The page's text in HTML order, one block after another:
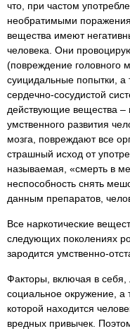
что, при частом
необратимыми
вещества имеют
человека. Они
(повреждение головного
суицидальные попытки, а
сердечно-сосудистой
действующие вещества –
умственного развития
мозга, повреждают все
страшный исход от
называемая, «смерть в
неспособность снять
данным препаратов,
Все наркотические
следующих поколениях
зародится умственно-
Факторы, включая в себя,
социальное окружение, а
которой находится
вредных привычек.